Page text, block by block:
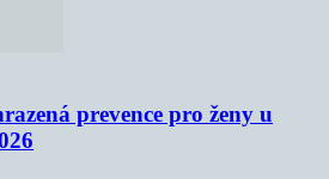
prevence pro ženy u